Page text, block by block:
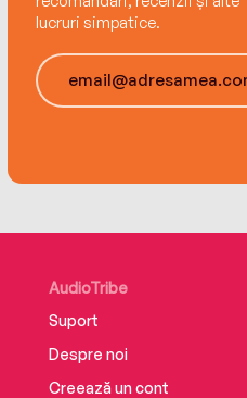
lucruri simpatice.
AudioTribe
Suport
Despre noi
Creează un cont